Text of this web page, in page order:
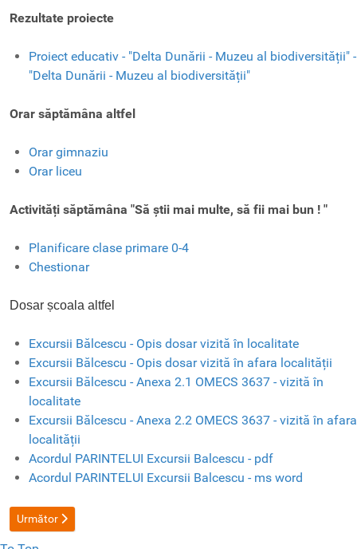
Rezultate proiecte
Proiect educativ - "Delta Dunării - Muzeu al biodiversității" -
"Delta Dunării - Muzeu al biodiversității"
Orar săptămâna altfel
Orar gimnaziu
Orar liceu
Activități săptămâna "Să știi mai multe, să fii mai bun ! "
Planificare clase primare 0-4
Chestionar
Dosar școala altfel
Excursii Bălcescu - Opis dosar vizită în localitate
Excursii Bălcescu - Opis dosar vizită în afara localității
Excursii Bălcescu - Anexa 2.1 OMECS 3637 - vizită în
localitate
Excursii Bălcescu - Anexa 2.2 OMECS 3637 - vizită în afara
localității
Acordul PARINTELUI Excursii Balcescu - pdf
Acordul PARINTELUI Excursii Balcescu - ms word
Articolul următor: Sport si Spiritualitate
Următor